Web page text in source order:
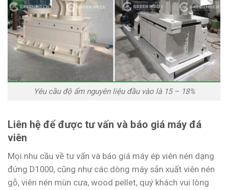
Yêu cầu độ ẩm nguyên liệu đầu vào là 15 – 18%
Liên hệ để được tư vấn và báo giá máy đá
viên
Mọi nhu cầu về tư vấn và báo giá máy ép viên nén dạng
đứng D1000, cũng như các dòng máy sản xuất viên nén
gỗ, viên nén mùn cưa, wood pellet, quý khách vui lòng